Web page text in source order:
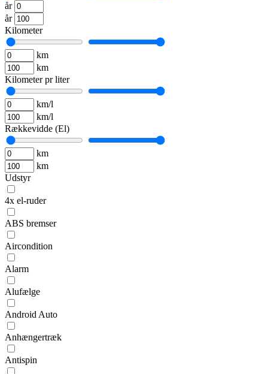
år
år
Kilometer
km
km
Kilometer pr liter
km/l
km/l
Rækkevidde (El)
km
km
Udstyr
4x el-ruder
ABS bremser
Aircondition
Alarm
Alufælge
Android Auto
Anhængertræk
Antispin